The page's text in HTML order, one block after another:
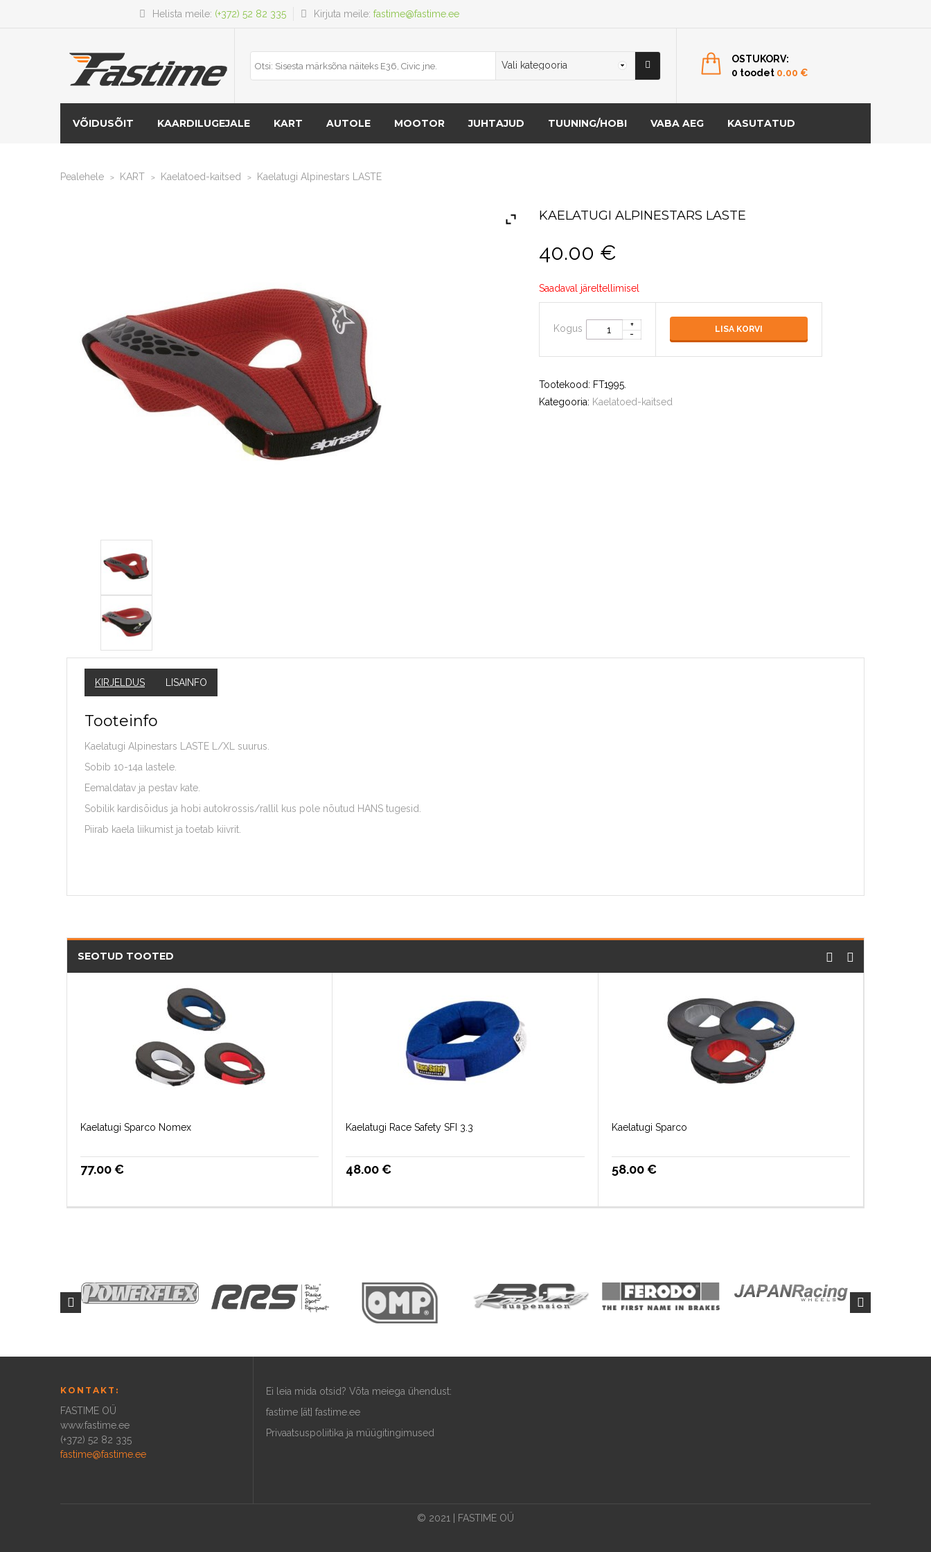
Kirjuta meile: fastime@fastime.ee
Helista meile: (+372) 52 82 335
OSTUKORV:
0 toodet 0.00 €
VÕIDUSÕIT KAARDILUGEJALE KART AUTOLE MOOTOR JUHTAJUD TUUNING/HOBI VABA AEG KASUTATUD
Pealehele > KART > Kaelatoed-kaitsed > Kaelatugi Alpinestars LASTE
KAELATUGI ALPINESTARS LASTE
40.00 €
Saadaval järeltellimisel
Kogus LISA KORVI
Tootekood: FT1995
Kategooria: Kaelatoed-kaitsed
KIRJELDUS LISAINFO
Tooteinfo
Kaelatugi Alpinestars LASTE L/XL suurus.
Sobib 10-14a lastele.
Eemaldatav ja pestav kate.
Sobilik kardisõidus ja hobi autokrossis/rallil kus pole nõutud HANS tugesid.
Piirab kaela liikumist ja toetab kiivrit.
SEOTUD TOOTED
Kaelatugi Sparco Nomex
77.00€
Kaelatugi Race Safety SFI 3.3
48.00€
Kaelatugi Sparco
58.00€
KONTAKT:
FASTIME OÜ
www.fastime.ee
(+372) 52 82 335
fastime@fastime.ee
Ei leia mida otsid? Võta meiega ühendust:
fastime [ät] fastime.ee
Privaatsuspoliitika ja müügitingimused
© 2021 | FASTIME OÜ